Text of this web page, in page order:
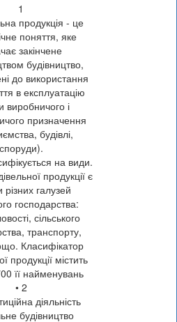
1
продукція - це
поняття, яке
закінчене
будівництво,
до використання
в експлуатацію
виробничого і
призначення
будівлі,
споруди).
на види.
продукції є
різних галузей
господарства:
сільського
транспорту,
Класифікатор
продукції містить
її найменувань
• 2
діяльність
будівництво